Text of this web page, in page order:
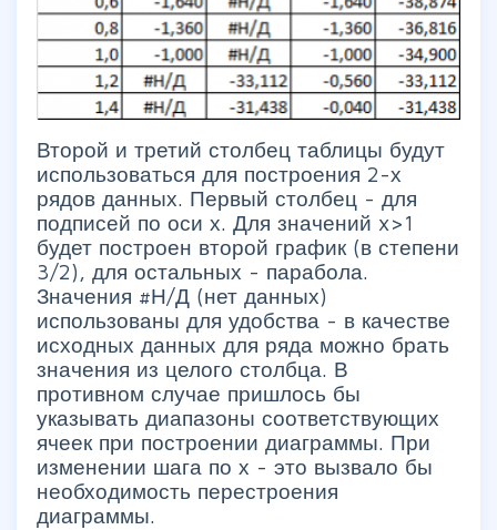
Второй и третий столбец таблицы будут
использоваться для построения 2-х
рядов данных. Первый столбец - для
подписей по оси х. Для значений x>1
будет построен второй график (в степени
3/2), для остальных - парабола.
Значения #Н/Д (нет данных)
использованы для удобства - в качестве
исходных данных для ряда можно брать
значения из целого столбца. В
противном случае пришлось бы
указывать диапазоны соответствующих
ячеек при построении диаграммы. При
изменении шага по х - это вызвало бы
необходимость перестроения
диаграммы.